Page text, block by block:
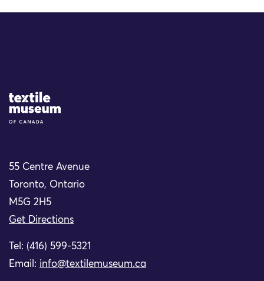
Site Logo
55 Centre Avenue
Toronto, Ontario
M5G 2H5
Get Directions
Tel: (416) 599-5321
Email: info@textilemuseum.ca